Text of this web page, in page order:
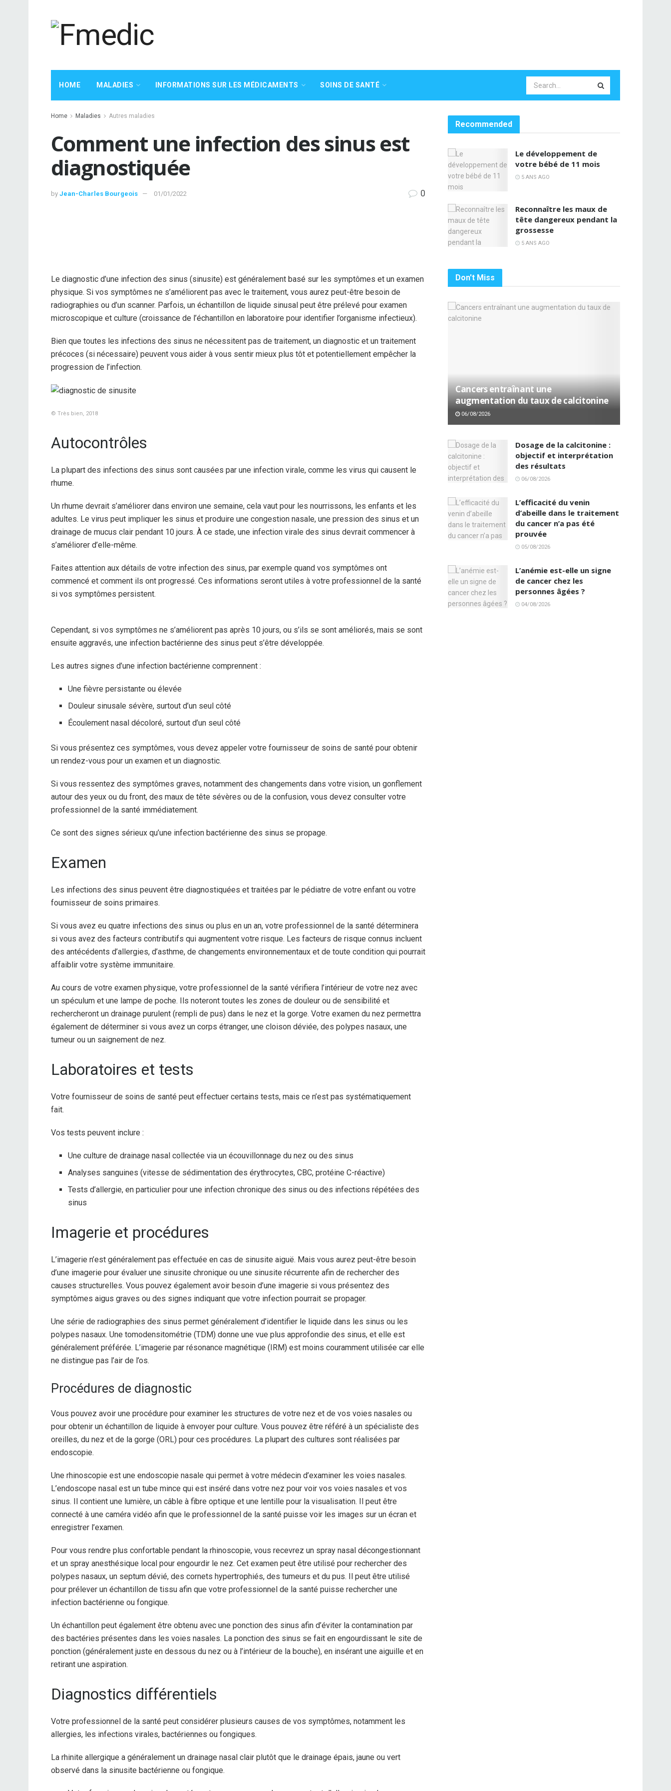
HOME MALADIES INFORMATIONS SUR LES MÉDICAMENTS SOINS DE SANTÉ
Home Maladies Autres maladies
Comment une infection des sinus est
diagnostiquée
by Jean-Charles Bourgeois 01/01/2022 0
Le diagnostic d’une infection des sinus (sinusite) est généralement basé sur les symptômes et un examen
physique. Si vos symptômes ne s’améliorent pas avec le traitement, vous aurez peut-être besoin de
radiographies ou d’un scanner. Parfois, un échantillon de liquide sinusal peut être prélevé pour examen
microscopique et culture (croissance de l’échantillon en laboratoire pour identifier l’organisme infectieux).
Bien que toutes les infections des sinus ne nécessitent pas de traitement, un diagnostic et un traitement
précoces (si nécessaire) peuvent vous aider à vous sentir mieux plus tôt et potentiellement empêcher la
progression de l’infection.
© Très bien, 2018
Autocontrôles
La plupart des infections des sinus sont causées par une infection virale, comme les virus qui causent le
rhume.
Un rhume devrait s’améliorer dans environ une semaine, cela vaut pour les nourrissons, les enfants et les
adultes. Le virus peut impliquer les sinus et produire une congestion nasale, une pression des sinus et un
drainage de mucus clair pendant 10 jours. À ce stade, une infection virale des sinus devrait commencer à
s’améliorer d’elle-même.
Faites attention aux détails de votre infection des sinus, par exemple quand vos symptômes ont
commencé et comment ils ont progressé. Ces informations seront utiles à votre professionnel de la santé
si vos symptômes persistent.
Cependant, si vos symptômes ne s’améliorent pas après 10 jours, ou s’ils se sont améliorés, mais se sont
ensuite aggravés, une infection bactérienne des sinus peut s’être développée.
Les autres signes d’une infection bactérienne comprennent :
Une fièvre persistante ou élevée
Douleur sinusale sévère, surtout d’un seul côté
Écoulement nasal décoloré, surtout d’un seul côté
Si vous présentez ces symptômes, vous devez appeler votre fournisseur de soins de santé pour obtenir
un rendez-vous pour un examen et un diagnostic.
Si vous ressentez des symptômes graves, notamment des changements dans votre vision, un gonflement
autour des yeux ou du front, des maux de tête sévères ou de la confusion, vous devez consulter votre
professionnel de la santé immédiatement.
Ce sont des signes sérieux qu’une infection bactérienne des sinus se propage.
Examen
Les infections des sinus peuvent être diagnostiquées et traitées par le pédiatre de votre enfant ou votre
fournisseur de soins primaires.
Si vous avez eu quatre infections des sinus ou plus en un an, votre professionnel de la santé déterminera
si vous avez des facteurs contributifs qui augmentent votre risque. Les facteurs de risque connus incluent
des antécédents d’allergies, d’asthme, de changements environnementaux et de toute condition qui pourrait
affaiblir votre système immunitaire.
Au cours de votre examen physique, votre professionnel de la santé vérifiera l’intérieur de votre nez avec
un spéculum et une lampe de poche. Ils noteront toutes les zones de douleur ou de sensibilité et
rechercheront un drainage purulent (rempli de pus) dans le nez et la gorge. Votre examen du nez permettra
également de déterminer si vous avez un corps étranger, une cloison déviée, des polypes nasaux, une
tumeur ou un saignement de nez.
Laboratoires et tests
Votre fournisseur de soins de santé peut effectuer certains tests, mais ce n’est pas systématiquement
fait.
Vos tests peuvent inclure :
Une culture de drainage nasal collectée via un écouvillonnage du nez ou des sinus
Analyses sanguines (vitesse de sédimentation des érythrocytes, CBC, protéine C-réactive)
Tests d’allergie, en particulier pour une infection chronique des sinus ou des infections répétées des
sinus
Imagerie et procédures
L’imagerie n’est généralement pas effectuée en cas de sinusite aiguë. Mais vous aurez peut-être besoin
d’une imagerie pour évaluer une sinusite chronique ou une sinusite récurrente afin de rechercher des
causes structurelles. Vous pouvez également avoir besoin d’une imagerie si vous présentez des
symptômes aigus graves ou des signes indiquant que votre infection pourrait se propager.
Une série de radiographies des sinus permet généralement d’identifier le liquide dans les sinus ou les
polypes nasaux. Une tomodensitométrie (TDM) donne une vue plus approfondie des sinus, et elle est
généralement préférée. L’imagerie par résonance magnétique (IRM) est moins couramment utilisée car elle
ne distingue pas l’air de l’os.
Procédures de diagnostic
Vous pouvez avoir une procédure pour examiner les structures de votre nez et de vos voies nasales ou
pour obtenir un échantillon de liquide à envoyer pour culture. Vous pouvez être référé à un spécialiste des
oreilles, du nez et de la gorge (ORL) pour ces procédures. La plupart des cultures sont réalisées par
endoscopie.
Une rhinoscopie est une endoscopie nasale qui permet à votre médecin d’examiner les voies nasales.
L’endoscope nasal est un tube mince qui est inséré dans votre nez pour voir vos voies nasales et vos
sinus. Il contient une lumière, un câble à fibre optique et une lentille pour la visualisation. Il peut être
connecté à une caméra vidéo afin que le professionnel de la santé puisse voir les images sur un écran et
enregistrer l’examen.
Pour vous rendre plus confortable pendant la rhinoscopie, vous recevrez un spray nasal décongestionnant
et un spray anesthésique local pour engourdir le nez. Cet examen peut être utilisé pour rechercher des
polypes nasaux, un septum dévié, des cornets hypertrophiés, des tumeurs et du pus. Il peut être utilisé
pour prélever un échantillon de tissu afin que votre professionnel de la santé puisse rechercher une
infection bactérienne ou fongique.
Un échantillon peut également être obtenu avec une ponction des sinus afin d’éviter la contamination par
des bactéries présentes dans les voies nasales. La ponction des sinus se fait en engourdissant le site de
ponction (généralement juste en dessous du nez ou à l’intérieur de la bouche), en insérant une aiguille et en
retirant une aspiration.
Diagnostics différentiels
Votre professionnel de la santé peut considérer plusieurs causes de vos symptômes, notamment les
allergies, les infections virales, bactériennes ou fongiques.
La rhinite allergique a généralement un drainage nasal clair plutôt que le drainage épais, jaune ou vert
observé dans la sinusite bactérienne ou fongique.
Recommended
Le développement de
votre bébé de 11 mois
5 ANS AGO
Reconnaître les maux de
tête dangereux pendant la
grossesse
5 ANS AGO
Don't Miss
Cancers entraînant une
augmentation du taux de calcitonine
06/08/2026
Dosage de la calcitonine :
objectif et interprétation
des résultats
06/08/2026
L’efficacité du venin
d’abeille dans le traitement
du cancer n’a pas été
prouvée
05/08/2026
L’anémie est-elle un signe
de cancer chez les
personnes âgées ?
04/08/2026